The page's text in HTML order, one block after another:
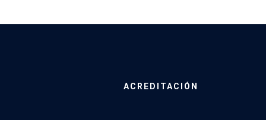
ACREDITACIÓN